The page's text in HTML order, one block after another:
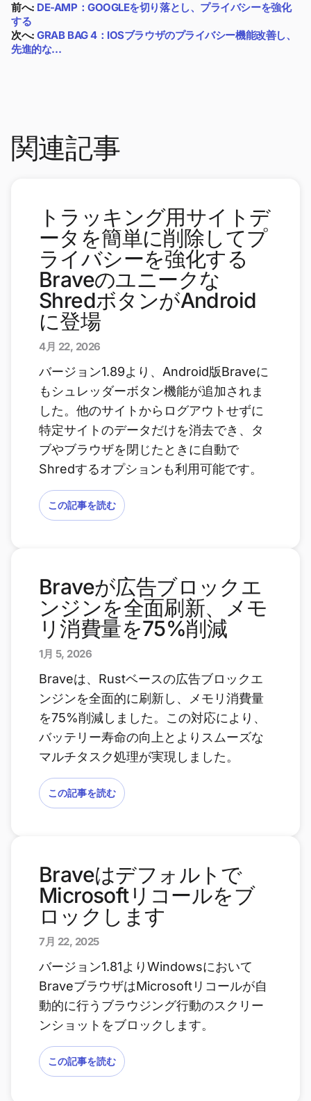
前へ: DE-AMP：GOOGLEを切り落とし、プライバシーを強化
する
次へ:GRAB BAG 4：IOSブラウザのプライバシー機能改善し、
先進的な…
関連記事
トラッキング用サイトデ
ータを簡単に削除してプ
ライバシーを強化する
Braveのユニークな
ShredボタンがAndroid
に登場
4月 22, 2026
バージョン1.89より、Android版Braveに
もシュレッダーボタン機能が追加されま
した。他のサイトからログアウトせずに
特定サイトのデータだけを消去でき、タ
ブやブラウザを閉じたときに自動で
Shredするオプションも利用可能です。
この記事を読む
Braveが広告ブロックエ
ンジンを全面刷新、メモ
リ消費量を75%削減
1月 5, 2026
Braveは、Rustベースの広告ブロックエ
ンジンを全面的に刷新し、メモリ消費量
を75%削減しました。この対応により、
バッテリー寿命の向上とよりスムーズな
マルチタスク処理が実現しました。
この記事を読む
Braveはデフォルトで
Microsoftリコールをブ
ロックします
7月 22, 2025
バージョン1.81よりWindowsにおいて
BraveブラウザはMicrosoftリコールが自
動的に行うブラウジング行動のスクリー
ンショットをブロックします。
この記事を読む